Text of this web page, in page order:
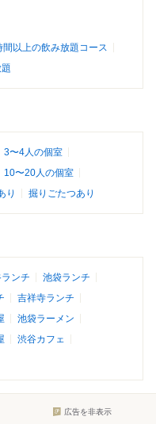
間以上の飲み放題コース
3〜4人の個室
10〜20人の個室
り 掘りごたつあり
ンチ
池袋ランチ
吉祥寺ランチ
池袋ラーメン
渋谷カフェ
広告を非表示